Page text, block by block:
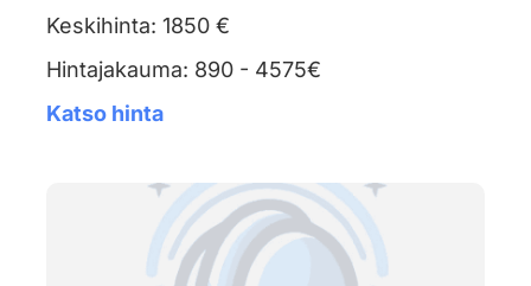
Keskihinta: 1850 €
Hintajakauma: 890 - 4575€
Katso hinta